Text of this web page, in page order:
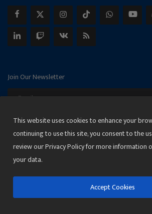
Join Our Newsletter
Terms & Conditions
Privacy
This website uses cookies to enhance your
continuing to use this site, you consent to the
review our Privacy Policy for more information
your data.
Accept Cookies